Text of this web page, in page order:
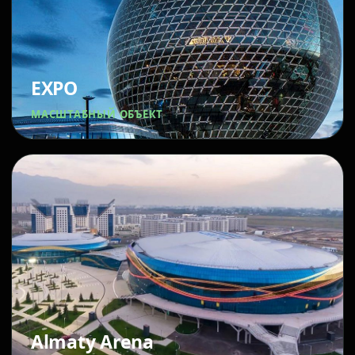
EXPO
МАСШТАБНЫЙ ОБЪЕКТ
Almaty Arena